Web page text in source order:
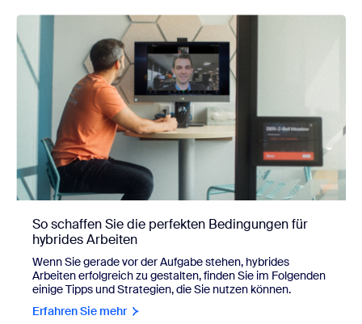
So schaffen Sie die perfekten Bedingungen für
hybrides Arbeiten
Wenn Sie gerade vor der Aufgabe stehen, hybrides
Arbeiten erfolgreich zu gestalten, finden Sie im Folgenden
einige Tipps und Strategien, die Sie nutzen können.
Erfahren Sie mehr